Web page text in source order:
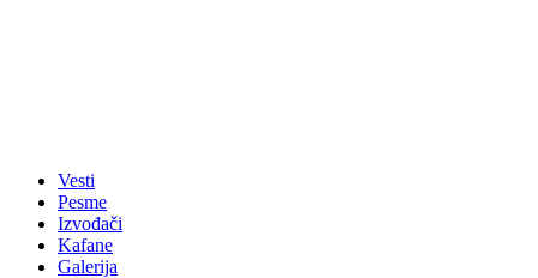
Vesti
Pesme
Izvođači
Kafane
Galerija